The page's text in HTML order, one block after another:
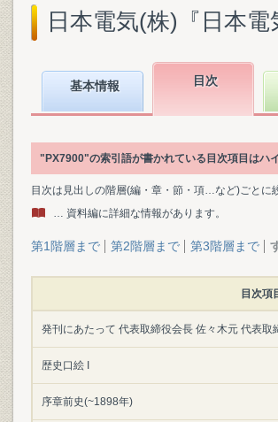
日本電気(株)『日本
基本情報 目次
"PX7900"の索引語が書かれている目次項目はハ
目次は見出しの階層(編・章・節・項…など)ごとに
… 資料編に詳細な情報があります。
第1階層まで 第2階層まで 第3階層まで
目次項
発刊にあたって 代表取締役会長 佐々木元 代表取
歴史口絵 I
序章前史(~1898年)